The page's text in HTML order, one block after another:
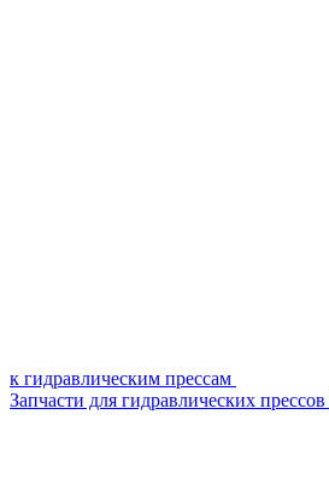
к гидравлическим прессам
Запчасти для гидравлических прессов